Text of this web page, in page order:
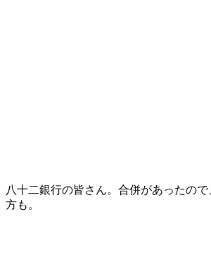
八十二銀行の皆さん。合併があったの
方も。